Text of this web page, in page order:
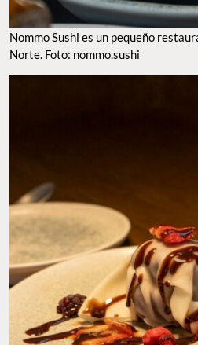
Nommo Sushi es un pequeño
Norte. Foto: nommo.sushi